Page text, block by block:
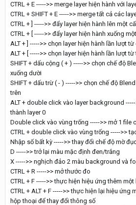
CTRL + E ----->> merge layer hiện hành với
CTRL + SHIFT + E ----->> merge tất cả các
CTRL + ] ----->> đẩy layer hiện hành lên một
CTRL + [ ----->> đẩy layer hiện hành xuống
ALT + ] ----->> chọn layer hiện hành lần lượt
ALT + [ ----->> chọn layer hiện hành lần lượt
SHIFT + dấu cộng ( + ) ----->> chọn chế độ
xuống dười
SHIFT + dấu trừ ( - ) ----->> chọn chế độ
trên
ALT + double click vào layer background
thành layer 0
Double click vào vùng trống ----->> mở 1 file
CTRL + double click vào vùng trống ----->>
Nhập số bất kỳ ----->> thay đổi chế độ mờ
D ----->> trở lại màu mặc định đen/trắng
X ----->> nghịch đảo 2 màu background và
CTRL + R ----->> mở thước đo
CTRL + F ----->> thực hiện hiệu ứng thêm một
CTRL + ALT + F ----->> thực hiện lại hiệu ứng
hộp thoại để thay đổi thông số